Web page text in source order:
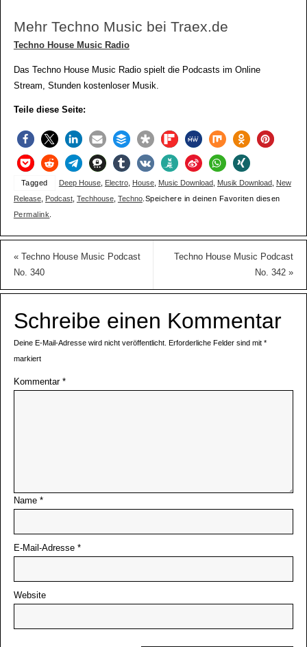
Mehr Techno Music bei Traex.de
Techno House Music Radio
Das Techno House Music Radio spielt die Podcasts im Online
Stream, Stunden kostenloser Musik.
Teile diese Seite:
Tagged Deep House, Electro, House, Music Download, Musik Download, New
Release, Podcast, Techhouse, Techno. Speichere in deinen Favoriten diesen
Permalink
«Techno House Music Podcast
No. 340
Techno House Music Podcast
No. 342»
Schreibe einen Kommentar
Deine E-Mail-Adresse wird nicht veröffentlicht. Erforderliche Felder sind mit *
markiert
Kommentar *
Name *
E-Mail-Adresse *
Website